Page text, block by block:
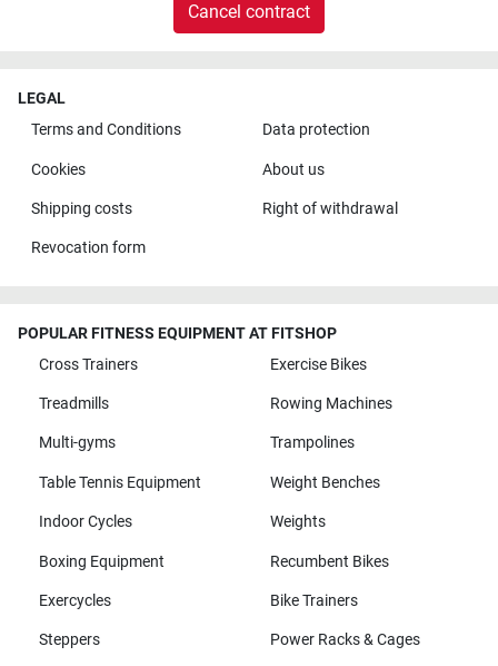
Cancel contract
LEGAL
Terms and Conditions
Data protection
Cookies About us
Shipping costs Right of withdrawal
Revocation form
POPULAR FITNESS EQUIPMENT AT FITSHOP
Cross Trainers
Exercise Bikes
Treadmills Rowing Machines
Multi-gyms Trampolines
Table Tennis Equipment Weight Benches
Indoor Cycles Weights
Boxing Equipment Recumbent Bikes
Exercycles Bike Trainers
Steppers Power Racks & Cages